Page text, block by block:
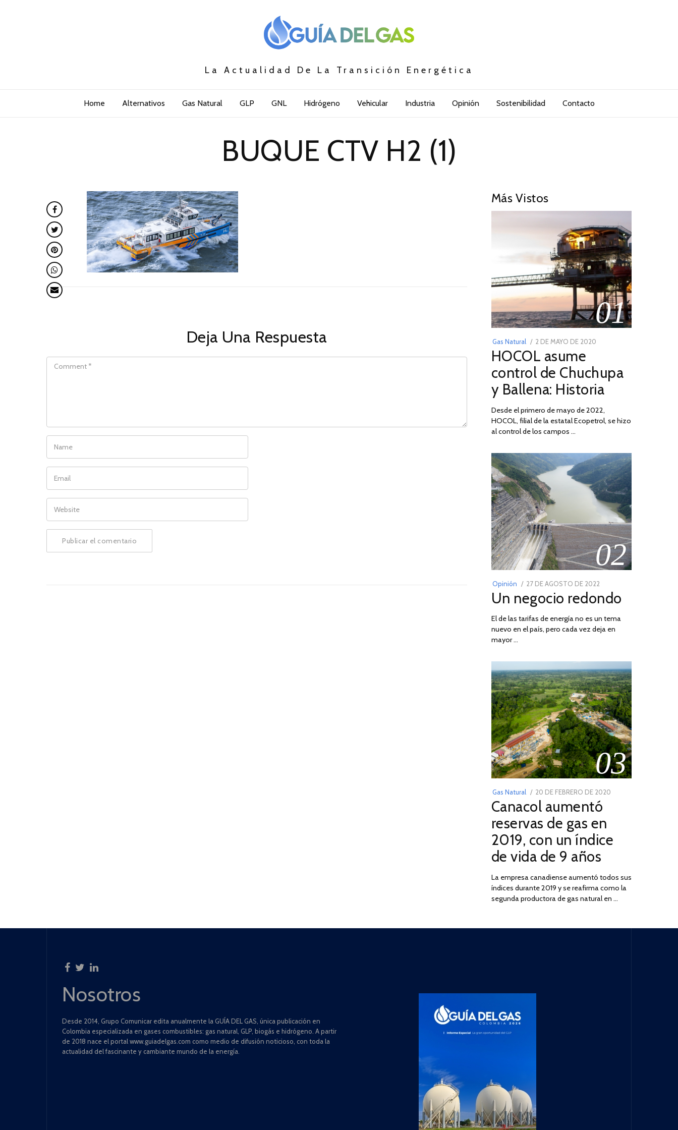
La Actualidad De La Transición Energética
Home Alternativos Gas Natural GLP GNL Hidrógeno Vehicular Industria Opinión Sostenibilidad Contacto
BUQUE CTV H2 (1)
Deja Una Respuesta
Más Vistos
01
Gas Natural
POSTED
ON
2 DE MAYO DE 2020
DE
2026
HOCOL asume
control de Chuchupa
y Ballena: Historia
Desde el primero de mayo de 2022,
HOCOL, filial de la estatal Ecopetrol, se hizo
al control de los campos …
02
Opinión
POSTED
ON
27 DE AGOSTO DE 2022
DE
DE
2022
Un negocio redondo
El de las tarifas de energía no es un tema
nuevo en el país, pero cada vez deja en
mayor …
03
Gas Natural
POSTED
ON
20 DE FEBRERO DE 2020
2025
Canacol aumentó
reservas de gas en
2019, con un índice
de vida de 9 años
La empresa canadiense aumentó todos sus
índices durante 2019 y se reafirma como la
segunda productora de gas natural en …
Nosotros
Desde 2014, Grupo Comunicar edita anualmente la GUÍA DEL GAS, única publicación en
Colombia especializada en gases combustibles: gas natural, GLP, biogás e hidrógeno. A partir
de 2018 nace el portal www.guiadelgas.com como medio de difusión noticioso, con toda la
actualidad del fascinante y cambiante mundo de la energía.